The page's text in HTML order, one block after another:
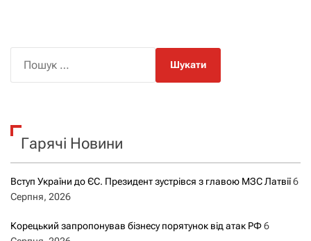
к
Гарячі Новини
Вступ України до ЄС. Президент зустрівся з главою МЗС Латвії6
Серпня, 2026
Корецький запропонував бізнесу порятунок від атак РФ6